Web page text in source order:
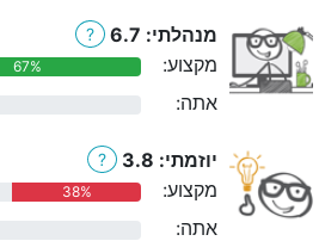
מנהלתי: 6.7 ?
מקצוע: 67%
אתה:
יוזמתי: 3.8 ?
מקצוע: 38%
אתה: